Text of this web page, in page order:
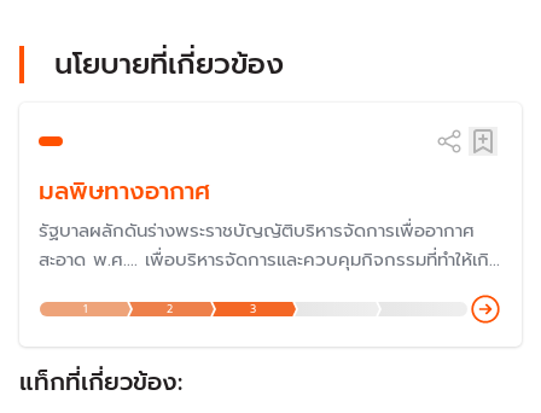
นโยบายที่เกี่ยวข้อง
มลพิษทางอากาศ
รัฐบาลผลักดันร่างพระราชบัญญัติบริหารจัดการเพื่ออากาศ
สะอาด พ.ศ.... เพื่อบริหารจัดการและควบคุมกิจกรรมที่ทำให้เกิด
มลพิษทางอากาศในทุกมิติ โดยเฉพาะปัญหาฝุ่น PM 2.5 ไฟป่า
ที่กระทบต่อสุขภาพคนไทย โดยมีการเสนอถึง 7 ร่างให้สภาผู้
แทนราษฎรพิจารณา
1 2 3
แท็กที่เกี่ยวข้อง: